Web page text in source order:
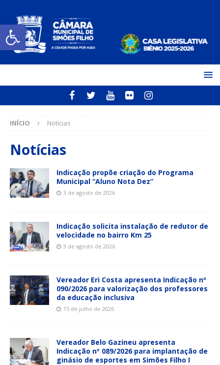
Open toolbar
INÍCIO Notícias
Notícias
Indicação propõe criação do Programa
Municipal “Aluno Nota Dez”
3 de agosto de 2026
Indicação solicita instalação de redutor de
velocidade no bairro Km 25
3 de agosto de 2026
Vereador Eri Costa apresenta Indicação nº
090/2026 para valorização dos professores
da educação inclusiva
15 de julho de 2026
Vereador Belo Gazineu apresenta
Indicação nº 089/2026 para implantação de
ginásio de esportes em Simões Filho I